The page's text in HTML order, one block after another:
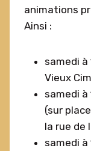
animations
Ainsi :
samedi à
Vieux
samedi à
(sur
la rue de
samedi à